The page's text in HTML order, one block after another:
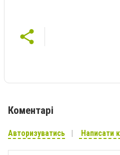
Коментарі
Авторизуватись Написати